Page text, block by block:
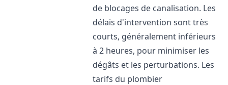
de blocages de canalisation. Les
délais d'intervention sont très
courts, généralement inférieurs
à 2 heures, pour minimiser les
dégâts et les perturbations. Les
tarifs du plombier